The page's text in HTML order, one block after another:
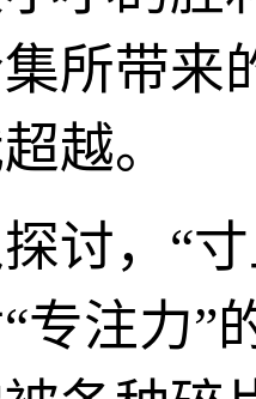
所带来
越。
讨，“
专注力”